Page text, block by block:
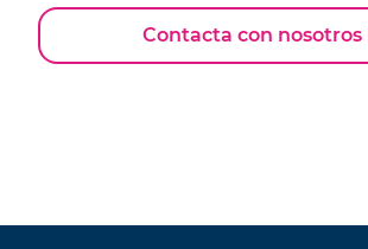
Contacta con nosotros